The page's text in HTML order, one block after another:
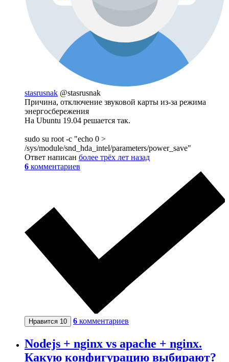
stasrusnak @stasrusnak
Причина, отключение звуковой карты из-за режима
энергосбережения
На Ubuntu 19.04 решается так.
sudo su root -c "echo 0 >
/sys/module/snd_hda_intel/parameters/power_save"
Ответ написан более трёх лет назад
6 комментариев
Нравится 10 6 комментариев
Nodejs + nginx vs apache + nginx.
Какую конфигурацию выбирают?